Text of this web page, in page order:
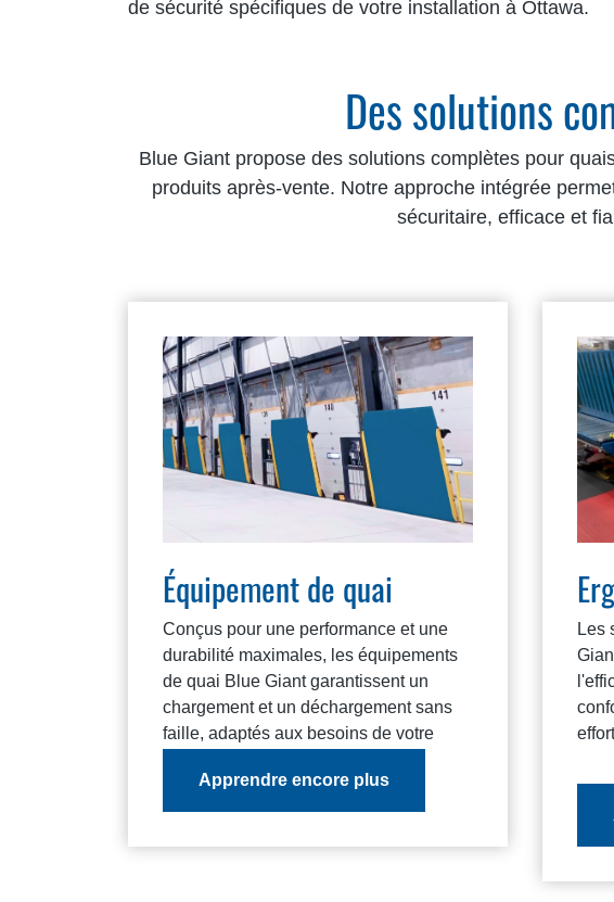
de sécurité spécifiques de votre installation à Ottawa.
Des solutions
Blue Giant propose des solutions complètes pour
produits après-vente. Notre approche intégrée
sécuritaire, efficace et
Équipement de quai
Conçus pour une performance et une
durabilité maximales, les équipements
de quai Blue Giant garantissent un
chargement et un déchargement sans
faille, adaptés aux besoins de votre
Apprendre encore plus
Les